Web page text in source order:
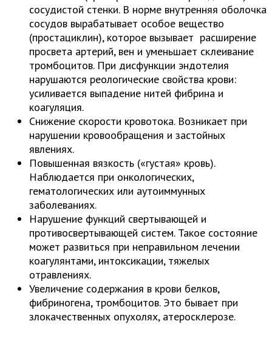
сосудистой стенки. В норме внутренняя оболочка
сосудов вырабатывает особое вещество
(простациклин), которое вызывает расширение
просвета артерий, вен и уменьшает склеивание
тромбоцитов. При дисфункции эндотелия
нарушаются реологические свойства крови:
усиливается выпадение нитей фибрина и
коагуляция.
Снижение скорости кровотока. Возникает при
нарушении кровообращения и застойных
явлениях.
Повышенная вязкость («густая» кровь).
Наблюдается при онкологических,
гематологических или аутоиммунных
заболеваниях.
Нарушение функций свертывающей и
противосвертывающей систем. Такое состояние
может развиться при неправильном лечении
коагулянтами, интоксикации, тяжелых
отравлениях.
Увеличение содержания в крови белков,
фибриногена, тромбоцитов. Это бывает при
злокачественных опухолях, атеросклерозе.